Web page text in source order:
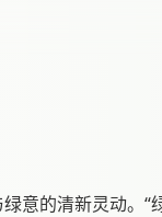
意的清新灵动。“